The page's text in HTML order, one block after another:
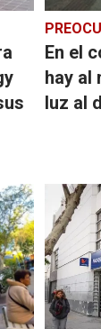
En el
hay al
luz al